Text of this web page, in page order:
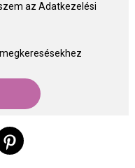
azAdatkezelési